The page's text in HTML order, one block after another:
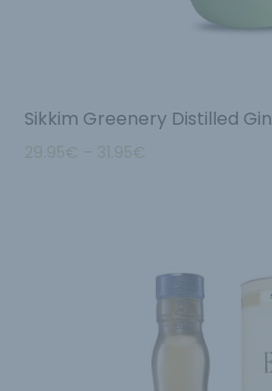
Sikkim Greenery Distilled Gin
29.95€ – 31.95€